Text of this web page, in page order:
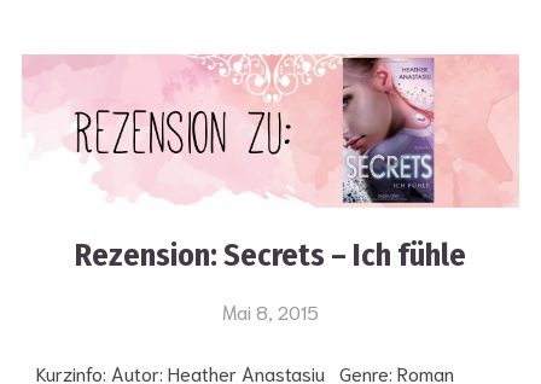
Rezension: Secrets – Ich fühle
Mai 8, 2015
Kurzinfo: Autor: Heather Anastasiu Genre: Roman